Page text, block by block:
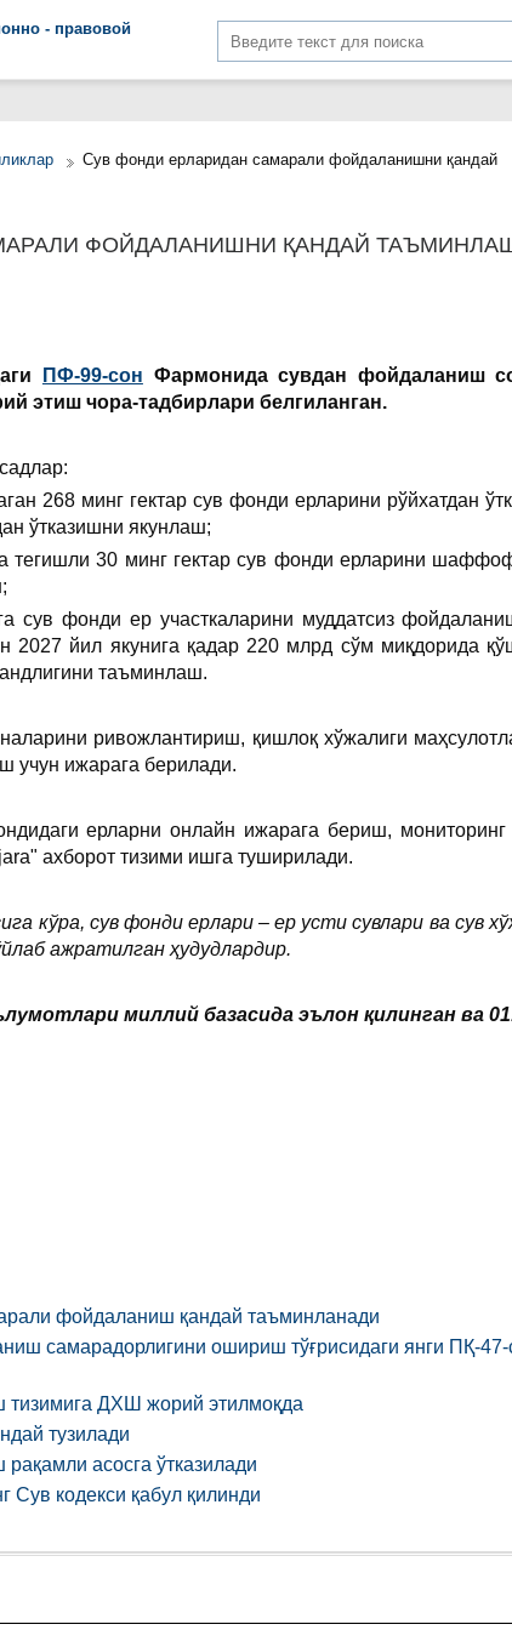
- правовой
Сув фонди ерларидан самарали фойдаланишни қандай
ФОЙДАЛАНИШНИ ҚАНДАЙ
ПФ-99-сон Фармонида сувдан фойдаланиш
этиш чора-тадбирлари белгиланган.
268 минг гектар сув фонди ерларини рўйхатдан
ўтказишни якунлаш;
тегишли 30 минг гектар сув фонди ерларини
сув фонди ер участкаларини муддатсиз
2027 йил якунига қадар 220 млрд сўм миқдорида
таъминлаш.
ривожлантириш, қишлоқ хўжалиги
учун ижарага берилади.
ерларни онлайн ижарага бериш,
ахборот тизими ишга туширилади.
кўра, сув фонди ерлари – ер усти сувлари ва сув
ажратилган ҳудудлардир.
миллий базасида эълон қилинган ва
фойдаланиш қандай таъминланади
самарадорлигини ошириш тўғрисидаги янги ПҚ-47-
ДХШ жорий этилмоқда
тузилади
асосга ўтказилади
Сув кодекси қабул қилинди